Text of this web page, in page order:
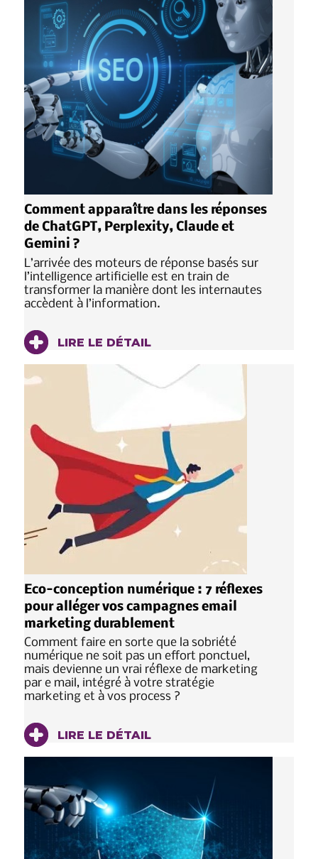
Comment apparaître dans les réponses
de ChatGPT, Perplexity, Claude et
Gemini ?
L’arrivée des moteurs de réponse basés sur
l’intelligence artificielle est en train de
transformer la manière dont les internautes
accèdent à l’information.
LIRE LE DÉTAIL
Eco-conception numérique : 7 réflexes
pour alléger vos campagnes email
marketing durablement
Comment faire en sorte que la sobriété
numérique ne soit pas un effort ponctuel,
mais devienne un vrai réflexe de marketing
par e mail, intégré à votre stratégie
marketing et à vos process ?
LIRE LE DÉTAIL